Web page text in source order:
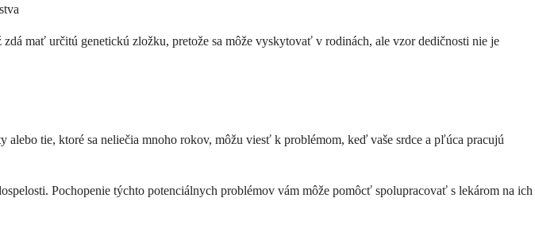
mať určitú genetickú zložku, pretože sa môže vyskytovať v rodinách, ale vzor dedičnosti nie je
tie, ktoré sa neliečia mnoho rokov, môžu viesť k problémom, keď vaše srdce a pľúca pracujú
Pochopenie týchto potenciálnych problémov vám môže pomôcť spolupracovať s lekárom na ich